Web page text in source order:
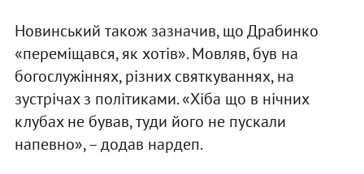
Новинський також зазначив, що Драбинко
«переміщався, як хотів». Мовляв, був на
богослужіннях, різних святкуваннях, на
зустрічах з політиками. «Хіба що в нічних
клубах не бував, туди його не пускали
напевно», – додав нардеп.